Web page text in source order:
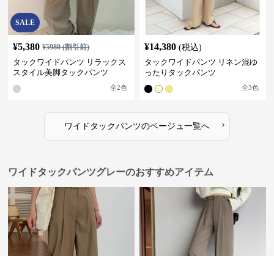
SALE
¥5,380 ¥5980(割引前)
タックワイドパンツ リラックス
スタイル美脚タックパンツ
全2色
¥14,380 (税込)
タックワイドパンツ リネン混ゆ
ったりタックパンツ
全3色
ワイドタックパンツのベージュ 一覧へ ›
ワイドタックパンツグレーのおすすめアイテム